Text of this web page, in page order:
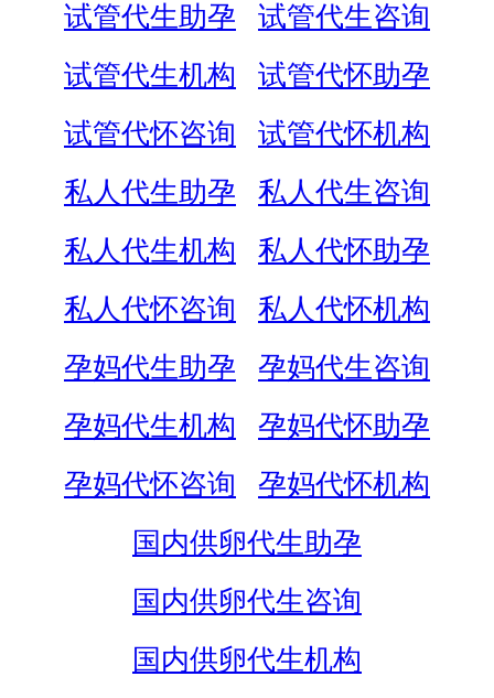
试管代生助孕
试管代生咨询
试管代生机构
试管代怀助孕
试管代怀咨询
试管代怀机构
私人代生助孕
私人代生咨询
私人代生机构
私人代怀助孕
私人代怀咨询
私人代怀机构
孕妈代生助孕
孕妈代生咨询
孕妈代生机构
孕妈代怀助孕
孕妈代怀咨询
孕妈代怀机构
国内供卵代生助孕
国内供卵代生咨询
国内供卵代生机构